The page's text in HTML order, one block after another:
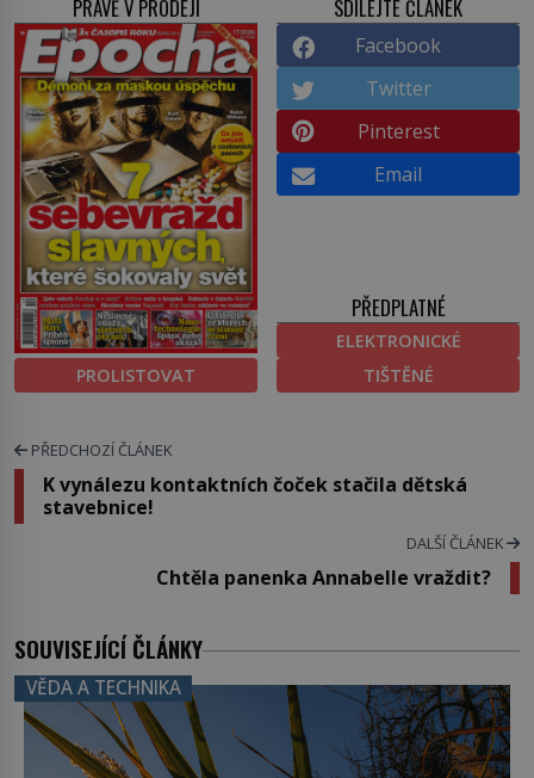
PRÁVĚ V PRODEJI
PROLISTOVAT
SDÍLEJTE ČLÁNEK
Facebook
Twitter
Pinterest
Email
PŘEDPLATNÉ
ELEKTRONICKÉ
TIŠTĚNÉ
PŘEDCHOZÍ ČLÁNEK
K vynálezu kontaktních čoček stačila dětská
stavebnice!
DALŠÍ ČLÁNEK
Chtěla panenka Annabelle vraždit?
SOUVISEJÍCÍ ČLÁNKY
VĚDA A TECHNIKA